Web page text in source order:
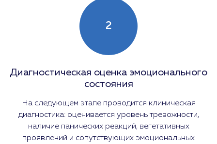
2
Диагностическая оценка эмоционального
состояния
На следующем этапе проводится клиническая
диагностика: оценивается уровень тревожности,
наличие панических реакций, вегетативных
проявлений и сопутствующих эмоциональных